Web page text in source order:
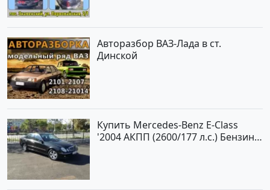
Авторазбор ВАЗ-Лада в ст.
Динской
Купить Mercedes-Benz E-Class
'2004 АКПП (2600/177 л.с.) Бензин